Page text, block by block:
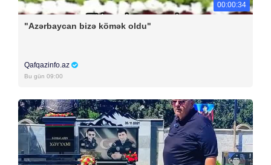
00:00:34
"Azərbaycan bizə kömək oldu"
Qafqazinfo.az
Bu gün 09:00